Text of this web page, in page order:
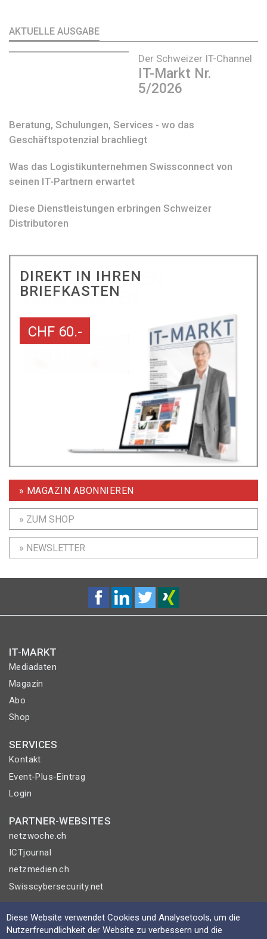
AKTUELLE AUSGABE
Der Schweizer IT-Channel
IT-Markt Nr.
5/2026
Beratung, Schulungen, Services - wo das
Geschäftspotenzial brachliegt
Was das Logistikunternehmen Swissconnect von
seinen IT-Partnern erwartet
Diese Dienstleistungen erbringen Schweizer
Distributoren
DIREKT IN IHREN
BRIEFKASTEN
CHF 60.-
» MAGAZIN ABONNIEREN
» ZUM SHOP
» NEWSLETTER
IT-MARKT
Mediadaten
Magazin
Abo
Shop
SERVICES
Kontakt
Event-Plus-Eintrag
Login
PARTNER-WEBSITES
netzwoche.ch
ICTjournal
netzmedien.ch
Swisscybersecurity.net
© NETZMEDIEN AG 2026
Impressum
Diese Website verwendet Cookies und Analysetools, um die
Nutzerfreundlichkeit der Website zu verbessern und die